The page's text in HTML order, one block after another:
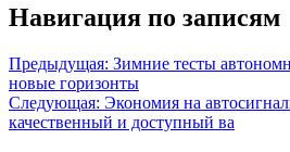
Навигация по записям
Предыдущая: Зимние тесты
новые горизонты
Следующая: Экономия на
качественный и доступный ва